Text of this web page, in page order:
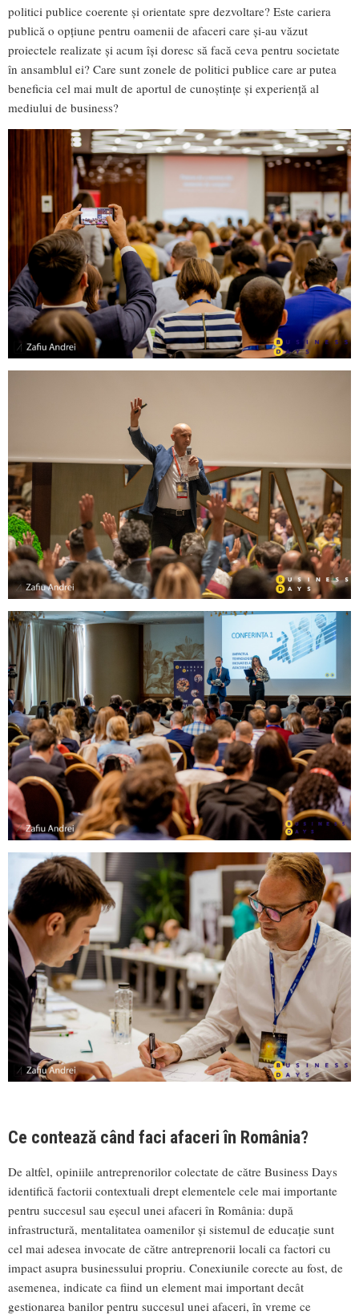
politici publice coerente și orientate spre dezvoltare? Este cariera
publică o opțiune pentru oamenii de afaceri care și-au văzut
proiectele realizate și acum își doresc să facă ceva pentru societate
în ansamblul ei? Care sunt zonele de politici publice care ar putea
beneficia cel mai mult de aportul de cunoștințe și experiență al
mediului de business?
Ce contează când faci afaceri în România?
De altfel, opiniile antreprenorilor colectate de către Business Days
identifică factorii contextuali drept elementele cele mai importante
pentru succesul sau eșecul unei afaceri în România: după
infrastructură, mentalitatea oamenilor și sistemul de educație sunt
cel mai adesea invocate de către antreprenorii locali ca factori cu
impact asupra businessului propriu. Conexiunile corecte au fost, de
asemenea, indicate ca fiind un element mai important decât
gestionarea banilor pentru succesul unei afaceri, în vreme ce